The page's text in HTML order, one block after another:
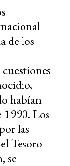
de los
habían
1990. Los
las
Tesoro
se